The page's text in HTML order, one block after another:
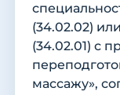
(34.02.02)
(34.02.01) с
массажу»,